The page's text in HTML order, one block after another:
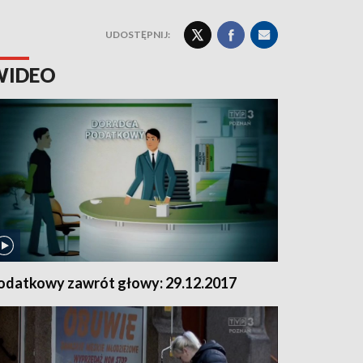
UDOSTĘPNIJ:
zawrót głowy: 29.12.2017